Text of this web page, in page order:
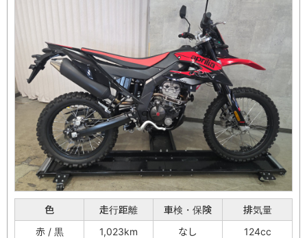
色 走行距離 車検・保険
排気量
赤 / 黒
1,023km なし 124cc